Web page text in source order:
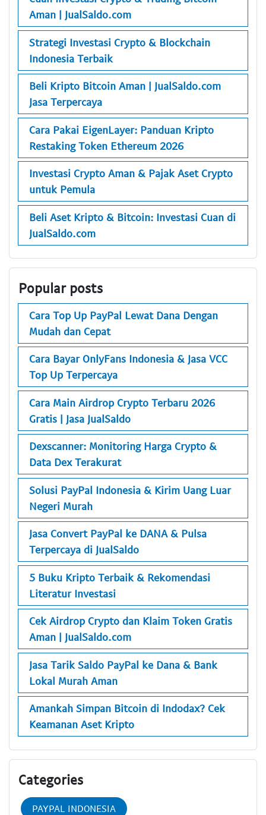
Aman | JualSaldo.com
Strategi Investasi Crypto & Blockchain
Indonesia Terbaik
Beli Kripto Bitcoin Aman | JualSaldo.com
Jasa Terpercaya
Cara Pakai EigenLayer: Panduan Kripto
Restaking Token Ethereum 2026
Investasi Crypto Aman & Pajak Aset Crypto
untuk Pemula
Beli Aset Kripto & Bitcoin: Investasi Cuan di
JualSaldo.com
Popular posts
Cara Top Up PayPal Lewat Dana Dengan
Mudah dan Cepat
Cara Bayar OnlyFans Indonesia & Jasa VCC
Top Up Terpercaya
Cara Main Airdrop Crypto Terbaru 2026
Gratis | Jasa JualSaldo
Dexscanner: Monitoring Harga Crypto &
Data Dex Terakurat
Solusi PayPal Indonesia & Kirim Uang Luar
Negeri Murah
Jasa Convert PayPal ke DANA & Pulsa
Terpercaya di JualSaldo
5 Buku Kripto Terbaik & Rekomendasi
Literatur Investasi
Cek Airdrop Crypto dan Klaim Token Gratis
Aman | JualSaldo.com
Jasa Tarik Saldo PayPal ke Dana & Bank
Lokal Murah Aman
Amankah Simpan Bitcoin di Indodax? Cek
Keamanan Aset Kripto
Categories
PAYPAL INDONESIA